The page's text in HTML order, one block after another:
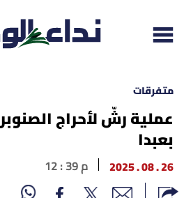
إقرأ الجريدة
لبنان
متفرقات
عملية رشّ لأحراج
بعبدا
26 . 08 . 2025 12 : 39 م